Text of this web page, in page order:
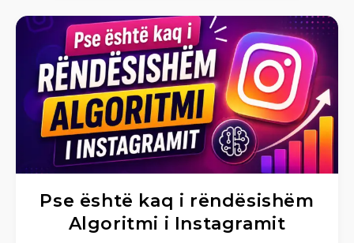
Pse është kaq i rëndësishëm
Algoritmi i Instagramit